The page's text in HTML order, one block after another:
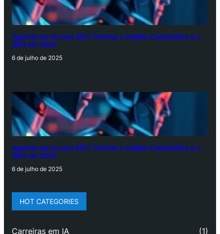
Agentes de IA para SEO: Domine a Análise Competitiva e o
GEO em 2025
6 de julho de 2025
Agentes de IA para SEO: Domine a Análise Competitiva e o
GEO em 2025
6 de julho de 2025
HOT CATEGORIES
Carreiras em IA (1)